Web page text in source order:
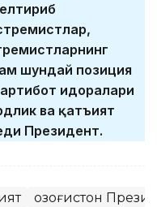
шундай позиция
идоралари
ва қатъият
Президент.
Қозоғистон